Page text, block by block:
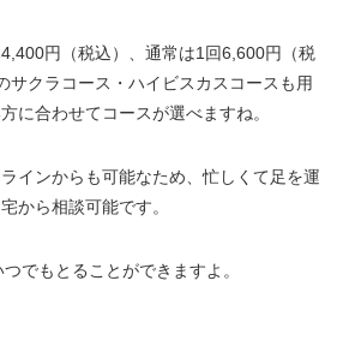
円（税込）、通常は1回6,600円（税
サクラコース・ハイビスカスコースも用
に合わせてコースが選べますね。
インからも可能なため、忙しくて足を運
から相談可能です。
でもとることができますよ。